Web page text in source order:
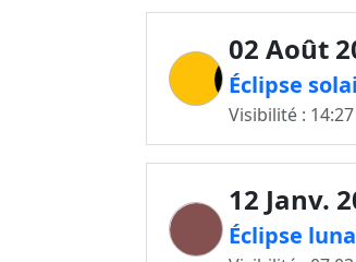
02 Août
Éclipse
Visibilité :
12 Janv.
Éclipse